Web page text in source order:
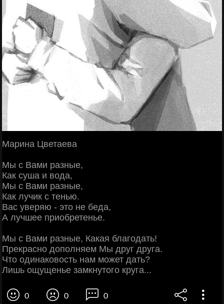
Марина Цветаева
Мы с Вами разные,
Как суша и вода,
Мы с Вами разные,
Как лучик с тенью.
Вас уверяю - это не беда,
А лучшее приобретенье.
Мы с Вами разные, Какая благодать!
Прекрасно дополняем Мы друг друга.
Что одинаковость нам может дать?
Лишь ощущенье замкнутого круга...
0 0 0